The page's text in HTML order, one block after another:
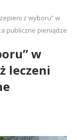
z wyboru” w
publiczne pieniądze
w
leczeni